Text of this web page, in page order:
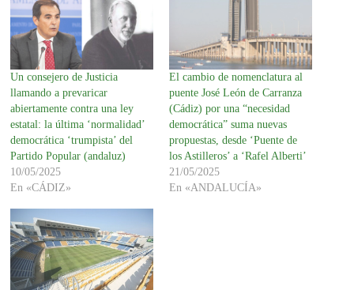
Un consejero de Justicia
llamando a prevaricar
abiertamente contra una ley
estatal: la última ‘normalidad’
democrática ‘trumpista’ del
Partido Popular (andaluz)
10/05/2025
En «CÁDIZ»
El cambio de nomenclatura al
puente José León de Carranza
(Cádiz) por una “necesidad
democrática” suma nuevas
propuestas, desde ‘Puente de
los Astilleros’ a ‘Rafel Alberti’
21/05/2025
En «ANDALUCÍA»